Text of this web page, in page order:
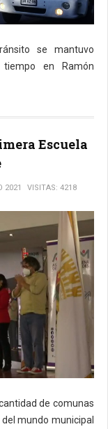
se mantuvo
en Ramón
Escuela
2021 VISITAS: 4218
de comunas
mundo municipal